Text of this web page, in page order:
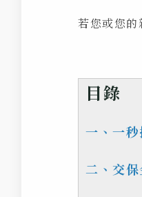
若您或您
目錄
一、一
二、交